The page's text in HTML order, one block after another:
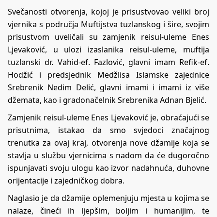
Svečanosti otvorenja, kojoj je prisustvovao veliki broj
vjernika s područja Muftijstva tuzlanskog i šire, svojim
prisustvom uveličali su zamjenik reisul-uleme Enes
Ljevaković, u ulozi izaslanika reisul-uleme, muftija
tuzlanski dr. Vahid-ef. Fazlović, glavni imam Refik-ef.
Hodžić i predsjednik Medžlisa Islamske zajednice
Srebrenik Nedim Delić, glavni imami i imami iz više
džemata, kao i gradonačelnik Srebrenika Adnan Bjelić.
Zamjenik reisul-uleme Enes Ljevaković je, obraćajući se
prisutnima, istakao da smo svjedoci značajnog
trenutka za ovaj kraj, otvorenja nove džamije koja se
stavlja u službu vjernicima s nadom da će dugoročno
ispunjavati svoju ulogu kao izvor nadahnuća, duhovne
orijentacije i zajedničkog dobra.
Naglasio je da džamije oplemenjuju mjesta u kojima se
nalaze, čineći ih ljepšim, boljim i humanijim, te